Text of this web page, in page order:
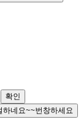
확인
네요~~번창하세요